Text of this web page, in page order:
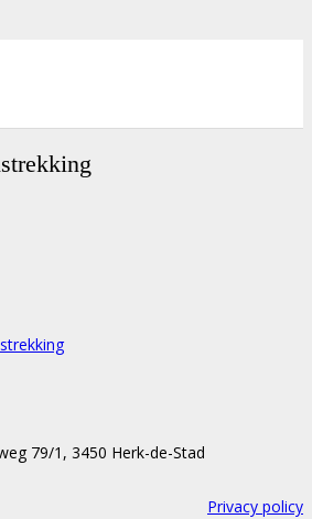
79/1, 3450 Herk-de-Stad
Privacy policy